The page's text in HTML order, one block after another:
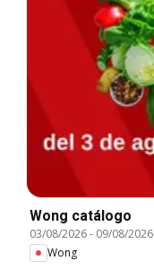
Wong catálogo
03/08/2026- 09/08/2026
Wong